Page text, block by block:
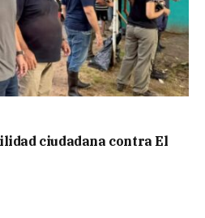
ciudadana contra El